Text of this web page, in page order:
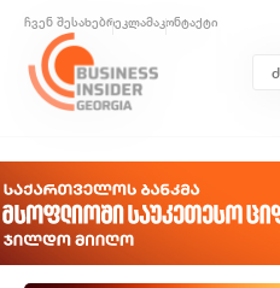
ჩვენ შესახებრეკლამაკონტაქტი